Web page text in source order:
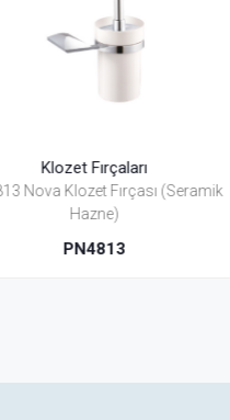
Klozet Fırçaları
Pn4863 Nova Klozet Fırçası (Cam
Hazne)
PN4863